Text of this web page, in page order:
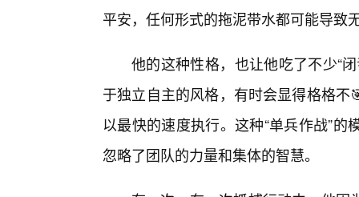
平安，任何形式的拖泥带水都可能导致
他的这种性格，也让他吃了不少“
于独立自主的风格，有时会显得格格
以最快的速度执行。这种“单兵作战”
忽略了团队的力量和集体的智慧。